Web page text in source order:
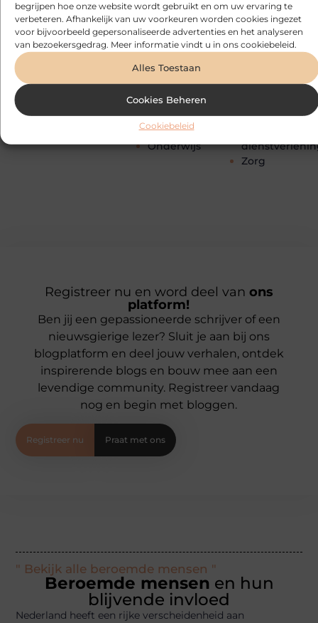
begrijpen hoe onze website wordt gebruikt en om uw ervaring te
verbeteren. Afhankelijk van uw voorkeuren worden cookies ingezet
voor bijvoorbeeld gepersonaliseerde advertenties en het analyseren
van bezoekersgedrag. Meer informatie vindt u in ons cookiebeleid.
Alles Toestaan
Cookies Beheren
Cookiebeleid
Bloemen
Blog
Cadeau
Electronica en
Energie
Kinderen
Management
Marketing
Media
Meubels
Mode en
Kleding
Motor
Muziek
Onderwijs
Vervoer en
transport
Webdesign
Wijn
Woning en
Zakelijk
Zorg
Registreer nu en word deel van ons
platform!
Ben jij een gepassioneerde schrijver of een
nieuwsgierige lezer? Sluit je aan bij ons
blogplatform en deel jouw verhalen, ontdek
inspirerende blogs en bouw mee aan een
levendige community. Registreer vandaag
nog en begin met bloggen.
Registreer nu Praat met ons
" Bekijk alle beroemde mensen "
Beroemde mensen en hun
blijvende invloed
Nederland heeft een rijke verscheidenheid aan